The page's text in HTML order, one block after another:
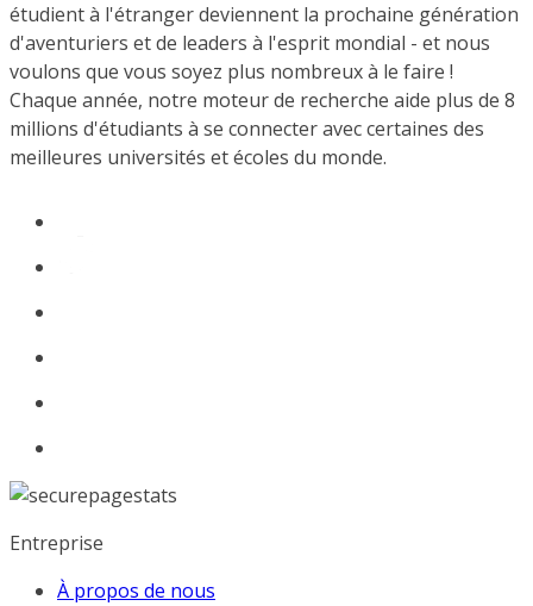
étudient à l'étranger deviennent la prochaine génération
d'aventuriers et de leaders à l'esprit mondial - et nous
voulons que vous soyez plus nombreux à le faire !
Chaque année, notre moteur de recherche aide plus de 8
millions d'étudiants à se connecter avec certaines des
meilleures universités et écoles du monde.
Entreprise
À propos de nous